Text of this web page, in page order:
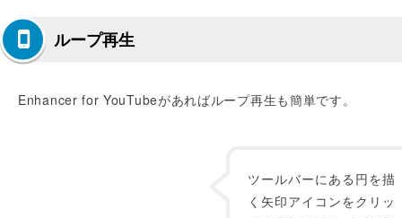
ループ再生
Enhancer for YouTubeがあればループ再生も簡単です。
ツールバーにある円を描
く矢印アイコンをクリッ